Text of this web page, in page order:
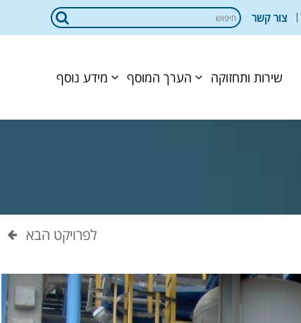
צור קשר
שירות ותחזוקה הערך המוסף מידע נוסף
לפרויקט הבא